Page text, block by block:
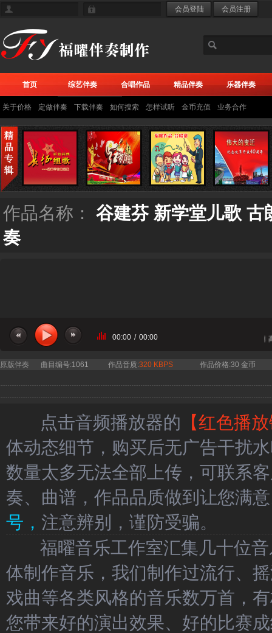
首页 综艺伴奏 合唱作品 精品伴奏 乐器伴奏
关于价格 定做伴奏 下载伴奏 如何搜索 怎样试听 金币充值 业务合作
作品名称： 谷建芬 新学堂儿歌 古
奏
当前曲目：谷建芬 新学堂儿歌 古朗月行 伴奏 高
00:00 / 00:00
原版伴奏 曲目编号:1061 作品音质:320 KBPS 作品价格:30 金币
点击音频播放器的 【红色播
体动态细节，购买后无广告干扰
数量太多无法全部上传，可联系
奏、曲谱，作品品质做到让您满
号， 注意辨别，谨防受骗。
福曜音乐工作室汇集几十位音
体制作音乐，我们制作过流行、
戏曲等各类风格的音乐数万首，
您带来好的演出效果、好的比赛